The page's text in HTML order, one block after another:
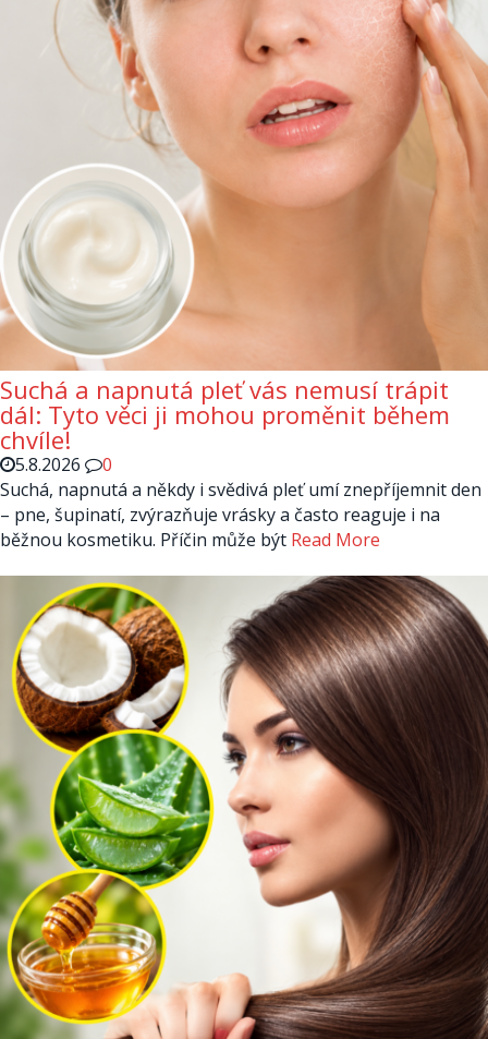
Suchá a napnutá pleť vás nemusí trápit
dál: Tyto věci ji mohou proměnit během
chvíle!
5.8.2026
0
Suchá, napnutá a někdy i svědivá pleť umí znepříjemnit den
– pne, šupinatí, zvýrazňuje vrásky a často reaguje i na
běžnou kosmetiku. Příčin může být Read More